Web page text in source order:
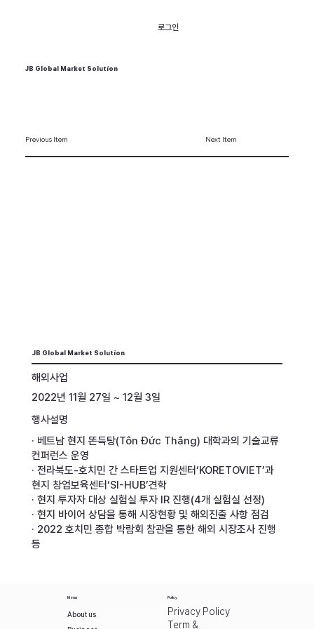
로그인
JB Global Market Solution
Previous Item Next Item
JB Global Market Solution
해외사업
2022년 11월 27일 ~ 12월 3일
행사설명
· 베트남 현지 똔득탕(Tôn Đức Thắng) 대학과의 기술교류
컨퍼런스 운영
· 전라북도-호치민 간 스타트업 지원센터‘KORETOVIET’과
현지 창업보육센터‘SI-HUB’견학
· 현지 투자자 대상 실험실 투자 IR 진행(4개 실험실 선정)
· 현지 바이어 상담을 통해 시장현황 및 해외진출 사항 점검
· 2022 호치민 종합 박람회 참관을 통한 해외 시장조사 진행
등
Menu
About us
Policy
Privacy Policy
Term &